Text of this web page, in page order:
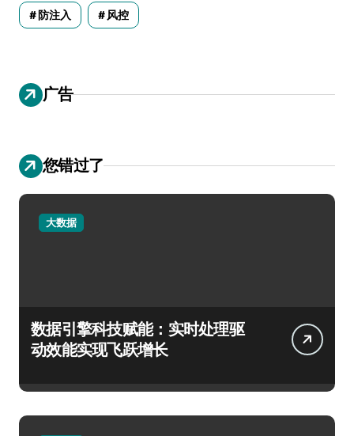
防注入 风控
广告
您错过了
大数据
数据引擎科技赋能：实时处理驱
动效能实现飞跃增长